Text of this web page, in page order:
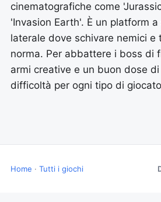
cinematografiche come
'Invasion Earth'. È un platform
laterale dove schivare nemici e
norma. Per abbattere i boss di
armi creative e un buon dose
difficoltà per ogni tipo di
Home · Tutti i giochi